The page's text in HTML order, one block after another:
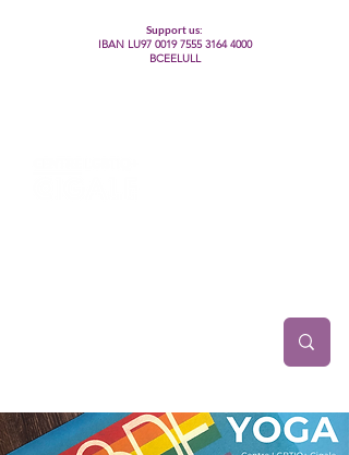
Support us:
IBAN LU97 0019 7555 3164 4000
BCEELULL